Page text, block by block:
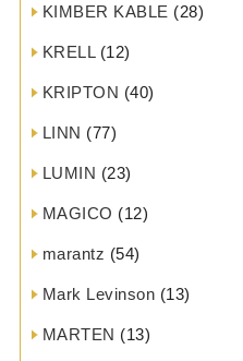
KIMBER KABLE (28)
KRELL(12)
KRIPTON (40)
LINN (77)
LUMIN (23)
MAGICO (12)
marantz (54)
Mark Levinson (13)
MARTEN (13)